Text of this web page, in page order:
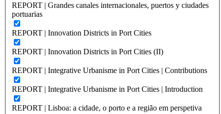
REPORT | Grandes canales internacionales, puertos y ciudades
portuarias
REPORT | Innovation Districts in Port Cities
REPORT | Innovation Districts in Port Cities (II)
REPORT | Integrative Urbanisme in Port Cities | Contributions
REPORT | Integrative Urbanisme in Port Cities | Introduction
REPORT | Lisboa: a cidade, o porto e a região em perspetiva